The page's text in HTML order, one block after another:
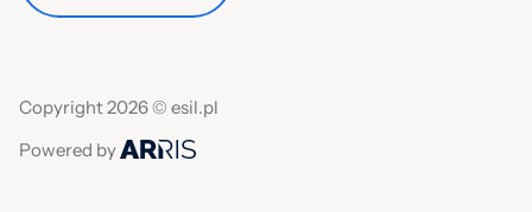
Copyright 2026 © esil.pl
Powered by